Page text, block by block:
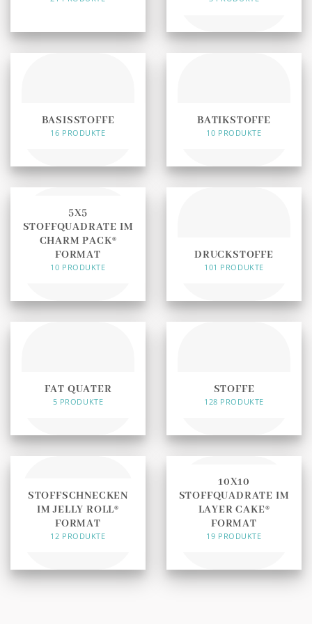
BASISSTOFFE
16 PRODUKTE
BATIKSTOFFE
10 PRODUKTE
5X5
STOFFQUADRATE IM
CHARM PACK®
FORMAT
10 PRODUKTE
DRUCKSTOFFE
101 PRODUKTE
FAT QUATER
5 PRODUKTE
STOFFE
128 PRODUKTE
STOFFSCHNECKEN
IM JELLY ROLL®
FORMAT
12 PRODUKTE
10X10
STOFFQUADRATE IM
LAYER CAKE®
FORMAT
19 PRODUKTE